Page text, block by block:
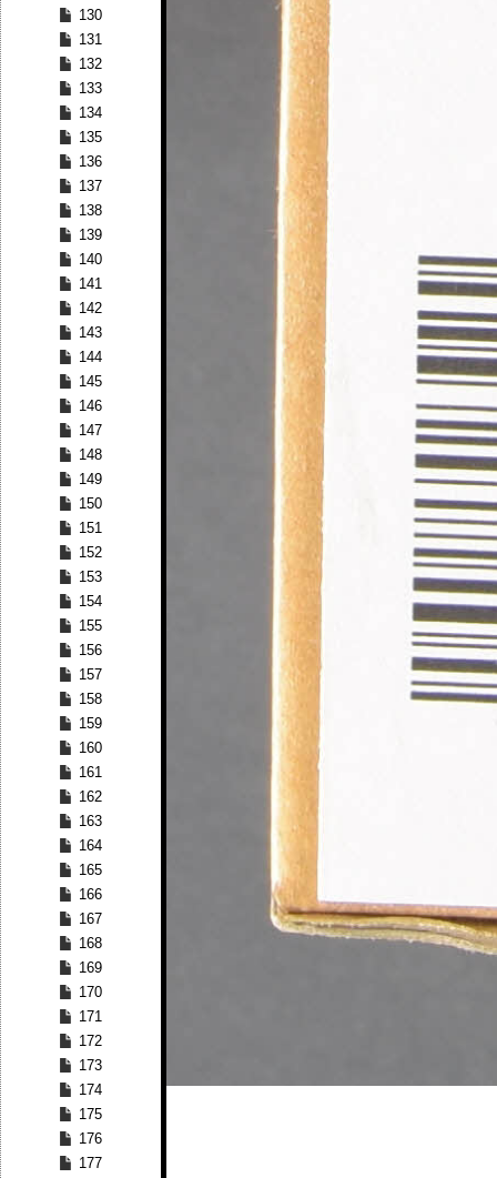
130
131
132
133
134
135
136
137
138
139
140
141
142
143
144
145
146
147
148
149
150
151
152
153
154
155
156
157
158
159
160
161
162
163
164
165
166
167
168
169
170
171
172
173
174
175
176
177